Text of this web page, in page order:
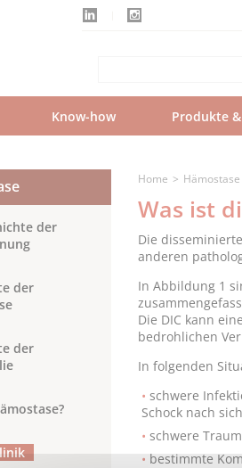
Know-how Produkte
der
der
der
Home Hämostase
Was ist
Die
anderen
In Abbildung 1
Die DIC kann
bedrohlichen
In folgenden
schwere
Schock nach
schwere
bestimmte